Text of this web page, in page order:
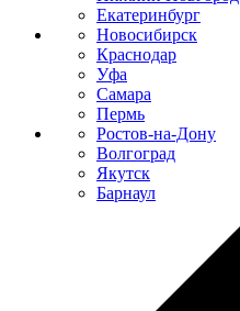
Екатеринбург
Новосибирск
Краснодар
Уфа
Самара
Пермь
Ростов-на-Дону
Волгоград
Якутск
Барнаул